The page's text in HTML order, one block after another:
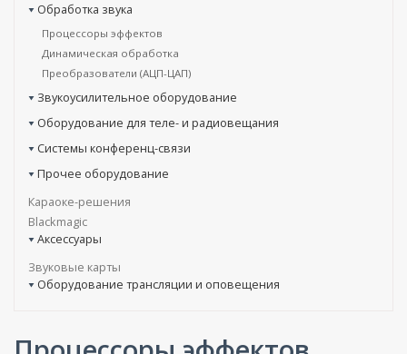
Обработка звука
Процессоры эффектов
Динамическая обработка
Преобразователи (АЦП-ЦАП)
Звукоусилительное оборудование
Оборудование для теле- и радиовещания
Системы конференц-связи
Прочее оборудование
Караоке-решения
Blackmagic
Аксессуары
Звуковые карты
Оборудование трансляции и оповещения